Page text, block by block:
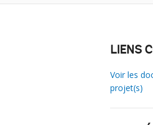
LIENS
Voir les
projet(s)